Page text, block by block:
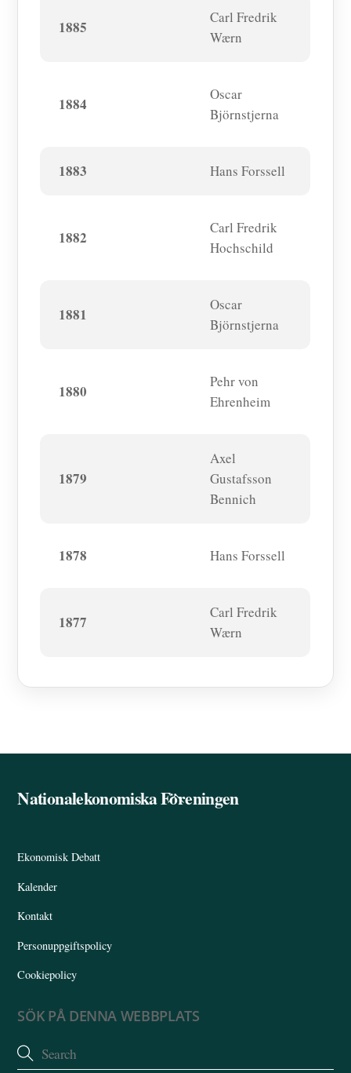
1885
Carl Fredrik
Wærn
1884
Oscar
Björnstjerna
1883 Hans Forssell
1882
Carl Fredrik
Hochschild
1881
Oscar
Björnstjerna
1880
Pehr von
Ehrenheim
1879
Axel
Gustafsson
Bennich
1878 Hans Forssell
1877
Carl Fredrik
Wærn
Back
Nationalekonomiska Föreningen
Ekonomisk Debatt
Kalender
Kontakt
Personuppgiftspolicy
Cookiepolicy
SÖK PÅ DENNA WEBBPLATS